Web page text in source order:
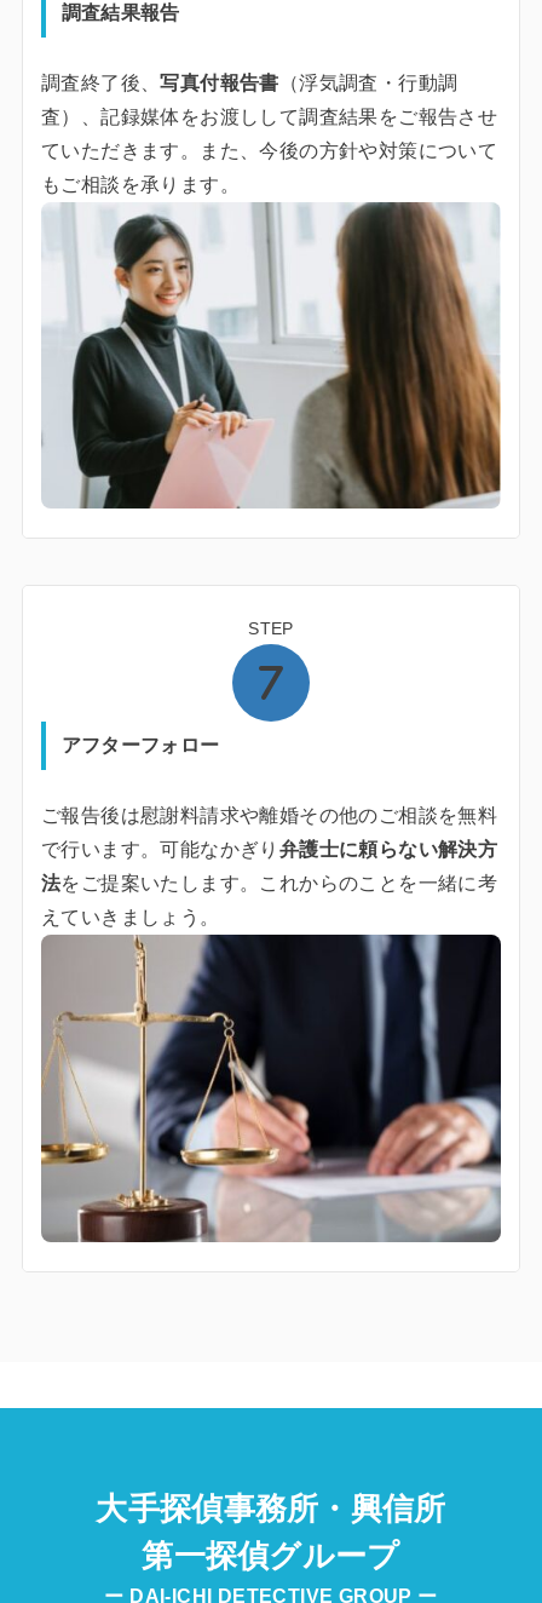
調査結果報告
調査終了後、写真付報告書 （浮気調査・行動調
査）、記録媒体をお渡しして調査結果をご報告させ
ていただきます。また、今後の方針や対策について
もご相談を承ります。
STEP
アフターフォロー
ご報告後は慰謝料請求や離婚その他のご相談を無料
で行います。可能なかぎり 弁護士に頼らない解決方
法をご提案いたします。これからのことを一緒に考
えていきましょう。
大手探偵事務所・興信所
第一探偵グループ
ー DAI-ICHI DETECTIVE GROUP ー